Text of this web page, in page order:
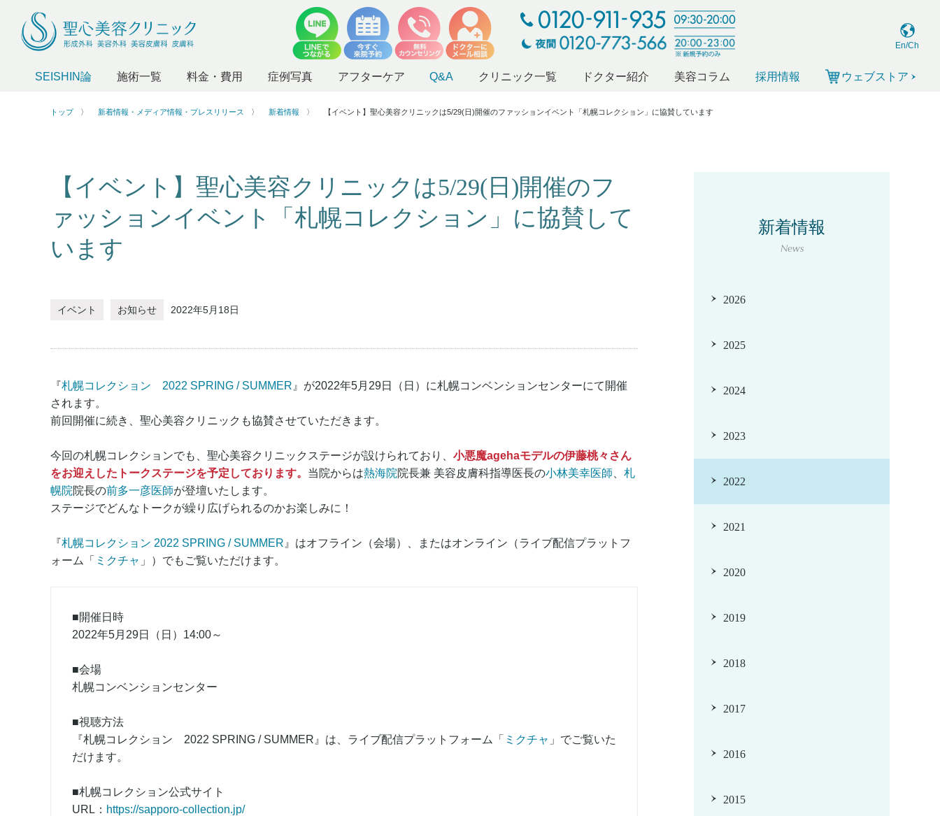
En/Ch
SEISHIN論 施術一覧 料金・費用 症例写真 アフターケア Q&A クリニック一覧 ドクター紹介 美容コラム 採用情報 ウェブストア
トップ 新着情報・メディア情報・プレスリリース 新着情報 【イベント】聖心美容クリニックは5/29(日)開催のファッションイベント「札幌コレクション」に協賛しています
新着情報
News
2026
2025
2024
2023
2022
2021
2020
2019
2018
2017
2016
2015
【イベント】聖心美容クリニックは5/29(日)開催のフ
ァッションイベント「札幌コレクション」に協賛して
います
イベント お知らせ 2022年5月18日
『札幌コレクション 2022 SPRING / SUMMER 』が2022年5月29日（日）に札幌コンベンションセンターにて開催
されます。
前回開催に続き、聖心美容クリニックも協賛させていただきます。
今回の札幌コレクションでも、聖心美容クリニックステージが設けられており、 小悪魔agehaモデルの伊藤桃々さん
をお迎えしたトークステージを予定しております。 当院からは熱海院院長兼 美容皮膚科指導医長の小林美幸医師
札
幌院院長の前多一彦医師が登壇いたします。
ステージでどんなトークが繰り広げられるのかお楽しみに！
『札幌コレクション 2022 SPRING / SUMMER 』はオフライン（会場）、またはオンライン（ライブ配信プラットフ
ォーム「 ミクチャ 」）でもご覧いただけます。
■開催日時
2022年5月29日（日）14:00～
■会場
札幌コンベンションセンター
■視聴方法
『札幌コレクション 2022 SPRING / SUMMER』は、ライブ配信プラットフォーム「 ミクチャ 」でご覧いた
だけます。
■札幌コレクション公式サイト
URL： https://sapporo-collection.jp/